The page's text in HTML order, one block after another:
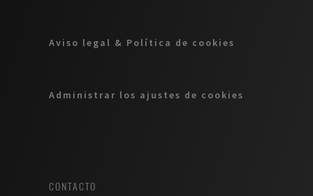
Aviso legal & Política de cookies
Administrar los ajustes de cookies
CONTACTO